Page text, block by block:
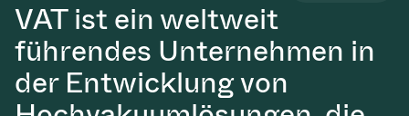
VAT ist ein weltweit
führendes Unternehmen in
der Entwicklung von